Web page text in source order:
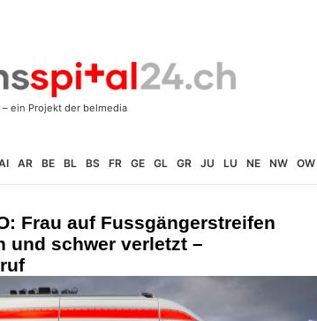
AR BE BL BS FR GE GL GR JU LU NE NW OW
Frau auf Fussgängerstreifen
und schwer verletzt –